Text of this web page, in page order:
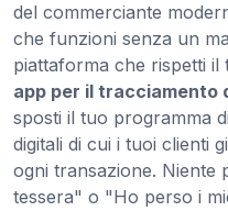
del commerciante
che funzioni senza un
piattaforma che rispetti il
app per il tracciamento
sposti il tuo programma
digitali di cui i tuoi clienti
ogni transazione. Niente
tessera" o "Ho perso i